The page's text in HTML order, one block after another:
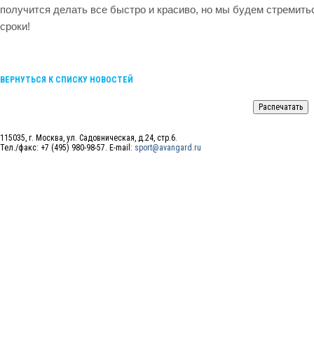
получится делать все быстро и красиво, но мы будем
сроки!
ВЕРНУТЬСЯ К СПИСКУ НОВОСТЕЙ
115035, г. Москва, ул. Садовническая, д.24, стр.6.
Тел./факс: +7 (495) 980-98-57. E-mail: sport@avangard.ru